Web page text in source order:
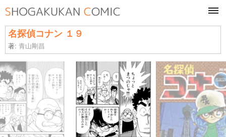
名探偵コナン １９
著:青山剛昌